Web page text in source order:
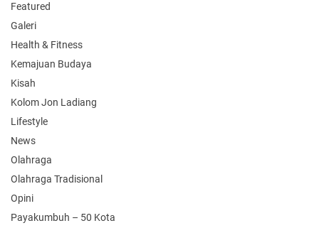
Featured
Galeri
Health & Fitness
Kemajuan Budaya
Kisah
Kolom Jon Ladiang
Lifestyle
News
Olahraga
Olahraga Tradisional
Opini
Payakumbuh – 50 Kota